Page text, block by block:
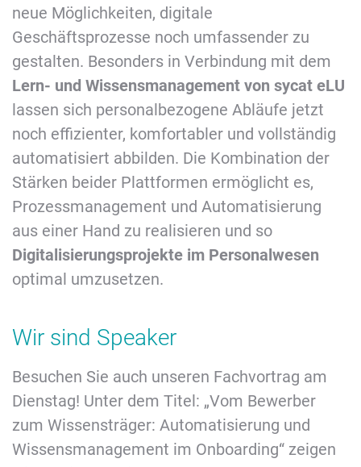
neue Möglichkeiten, digitale
Geschäftsprozesse noch umfassender zu
gestalten. Besonders in Verbindung mit dem
Lern- und Wissensmanagement von sycat eLU
lassen sich personalbezogene Abläufe jetzt
noch effizienter, komfortabler und vollständig
automatisiert abbilden. Die Kombination der
Stärken beider Plattformen ermöglicht es,
Prozessmanagement und Automatisierung
aus einer Hand zu realisieren und so
Digitalisierungsprojekte im Personalwesen
optimal umzusetzen.
Wir sind Speaker
Besuchen Sie auch unseren Fachvortrag am
Dienstag! Unter dem Titel: „Vom Bewerber
zum Wissensträger: Automatisierung und
Wissensmanagement im Onboarding“ zeigen